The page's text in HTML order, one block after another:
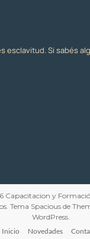
esclavitud. Si sabés
Capacitacion y
Tema Spacious de
WordPress.
Inicio
Novedades